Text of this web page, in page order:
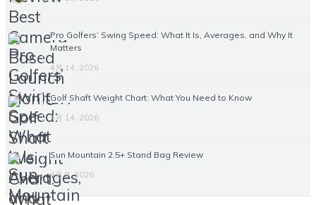
Pro Golfers’ Swing Speed: What It Is, Averages, and Why It
Matters
4月 14, 2026
Golf Shaft Weight Chart: What You Need to Know
4月 14, 2026
Sun Mountain 2.5+ Stand Bag Review
4月 9, 2026